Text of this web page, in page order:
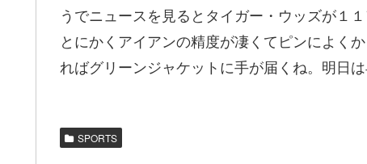
うでニュースを見るとタイガー・ウッズが１
とにかくアイアンの精度が凄くてピンによく
ればグリーンジャケットに手が届くね。明日
SPORTS